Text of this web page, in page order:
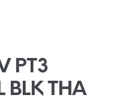
PT3
BLK THA